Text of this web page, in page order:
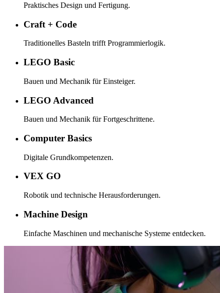
Praktisches Design und Fertigung.
Craft + Code
Traditionelles Basteln trifft Programmierlogik.
LEGO Basic
Bauen und Mechanik für Einsteiger.
LEGO Advanced
Bauen und Mechanik für Fortgeschrittene.
Computer Basics
Digitale Grundkompetenzen.
VEX GO
Robotik und technische Herausforderungen.
Machine Design
Einfache Maschinen und mechanische Systeme entdecken.